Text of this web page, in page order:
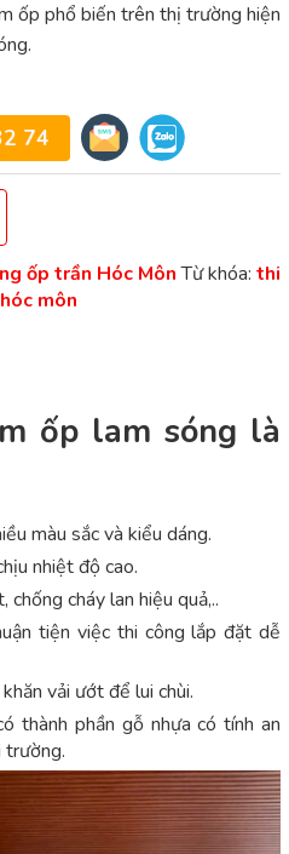
ốp phổ biến trên thị trường hiện
74
ốp trần Hóc Môn Từ khóa: thi
môn
ốp lam sóng là
màu sắc và kiểu dáng.
nhiệt độ cao.
cháy lan hiệu quả,..
tiện việc thi công lắp đặt dễ
vải ướt để lui chùi.
thành phần gỗ nhựa có tính an
trường.